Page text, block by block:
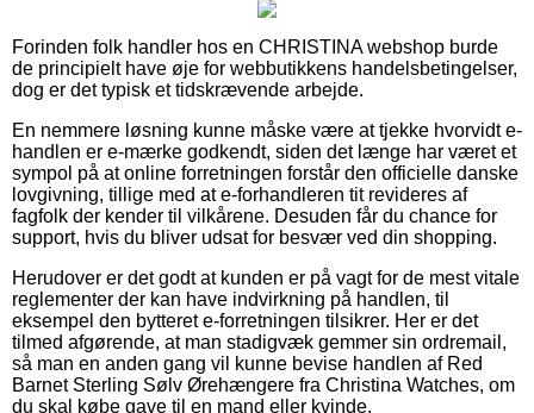
Forinden folk handler hos en CHRISTINA webshop burde
de principielt have øje for webbutikkens handelsbetingelser,
dog er det typisk et tidskrævende arbejde.
En nemmere løsning kunne måske være at tjekke hvorvidt e-
handlen er e-mærke godkendt, siden det længe har været et
sympol på at online forretningen forstår den officielle danske
lovgivning, tillige med at e-forhandleren tit revideres af
fagfolk der kender til vilkårene. Desuden får du chance for
support, hvis du bliver udsat for besvær ved din shopping.
Herudover er det godt at kunden er på vagt for de mest vitale
reglementer der kan have indvirkning på handlen, til
eksempel den bytteret e-forretningen tilsikrer. Her er det
tilmed afgørende, at man stadigvæk gemmer sin ordremail,
så man en anden gang vil kunne bevise handlen af Red
Barnet Sterling Sølv Ørehængere fra Christina Watches, om
du skal købe gave til en mand eller kvinde.